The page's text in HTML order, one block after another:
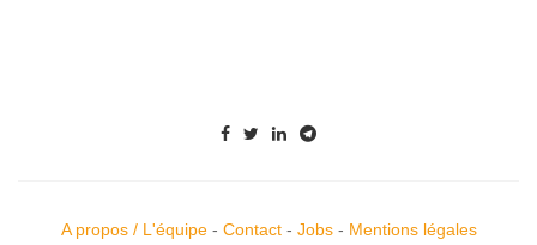
A propos / L'équipe- Contact- Jobs- Mentions légales